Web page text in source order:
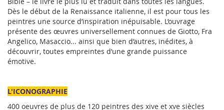
Dès le début de la Renaissance italienne, il est pour tous les
peintres une source d’inspiration inépuisable. L’ouvrage
présente des œuvres universellement connues de Giotto, Fra
Angelico, Masaccio... ainsi que bien d’autres, inédites, à
découvrir, toutes empreintes d’une grande puissance
émotive.
L'ICONOGRAPHIE
400 oeuvres de plus de 120 peintres des xive et xve siècles